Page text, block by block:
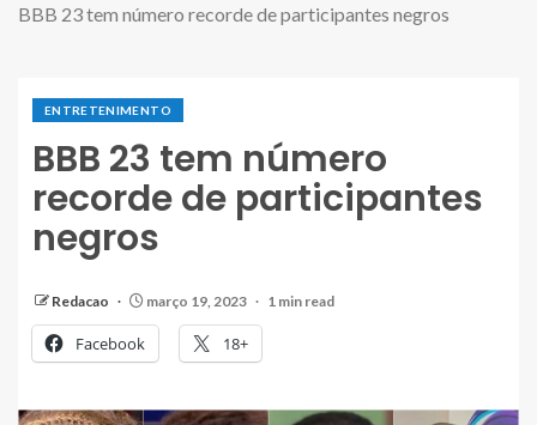
BBB 23 tem número recorde de participantes negros
ENTRETENIMENTO
BBB 23 tem número
recorde de participantes
negros
Redacao março 19, 2023 1 min read
Facebook 18+